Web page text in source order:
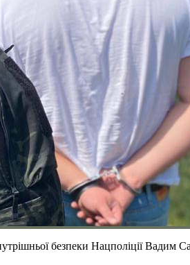
безпеки Нацполіції Вадим